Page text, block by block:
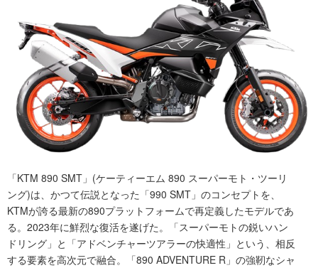
「KTM 890 SMT」(ケーティーエム 890 スーパーモト・ツーリ
ング)は、かつて伝説となった「990 SMT」のコンセプトを、
KTMが誇る最新の890プラットフォームで再定義したモデルであ
る。2023年に鮮烈な復活を遂げた。「スーパーモトの鋭いハン
ドリング」と「アドベンチャーツアラーの快適性」という、相反
する要素を高次元で融合。「890 ADVENTURE R」の強靭なシャ